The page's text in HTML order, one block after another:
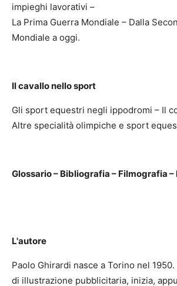
impieghi lavorativi –
La Prima Guerra Mondiale – Dalla
Mondiale a oggi.
Il cavallo nello sport
Gli sport equestri negli ippodromi – Il
Altre specialità olimpiche e sport
Glossario – Bibliografia – Filmografia –
L'autore
Paolo Ghirardi nasce a Torino nel
di illustrazione pubblicitaria, inizia,